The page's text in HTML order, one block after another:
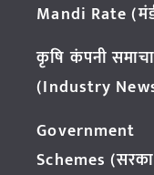
Mandi Rate
कृषि कंपनी
(Industry
Government
Schemes